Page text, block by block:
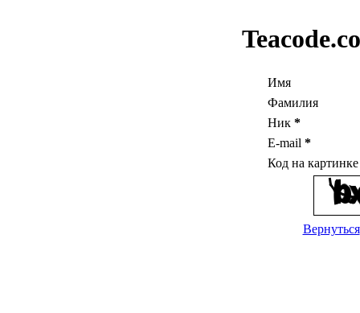
Имя
Фамилия
Ник *
E-mail *
Код на
Вернуться